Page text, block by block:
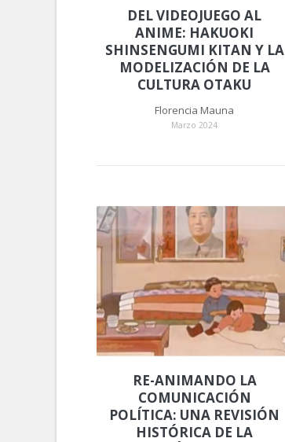
DEL VIDEOJUEGO AL
ANIME: HAKUOKI
SHINSENGUMI KITAN Y LA
MODELIZACIÓN DE LA
CULTURA OTAKU
Florencia Mauna
Marzo 2024
RE-ANIMANDO LA
COMUNICACIÓN
POLÍTICA: UNA REVISIÓN
HISTÓRICA DE LA